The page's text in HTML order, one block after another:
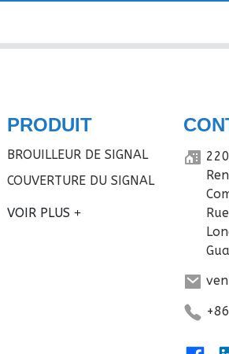
PRODUIT
BROUILLEUR DE SIGNAL
COUVERTURE DU SIGNAL
VOIR PLUS